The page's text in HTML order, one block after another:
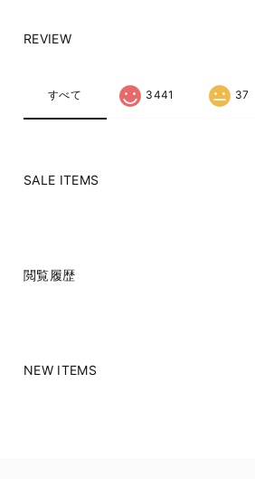
REVIEW
すべて 3441 37
SALE ITEMS
閲覧履歴
NEW ITEMS